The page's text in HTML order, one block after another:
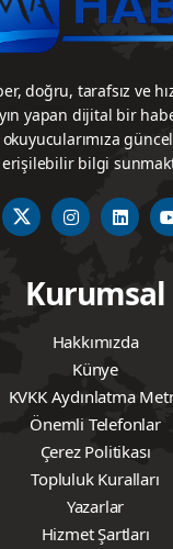
doğru, tarafsız ve
yapan dijital bir
okuyucularımıza
erişilebilir bilgi
Kurumsal
Hakkımızda
Künye
KVKK Aydınlatma
Önemli Telefonlar
Çerez Politikası
Topluluk Kuralları
Yazarlar
Hizmet Şartları